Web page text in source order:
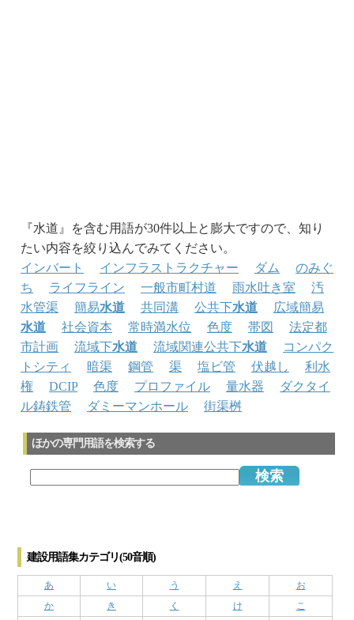
『水道』を含む用語が30件以上と膨大ですので、知り
たい内容を絞り込んでみてください。
インバート
インフラストラクチャー ダム
のみぐ
ち
ライフライン 一般市町村道 雨水吐き室
汚
水管渠
簡易水道 共同溝 公共下水道
広域簡易
水道
社会資本 常時満水位 色度 帯図
法定都
市計画
流域下水道 流域関連公共下水道
コンパク
トシティ
暗渠 鋼管 渠 塩ビ管 伏越し
利水
権
DCIP 色度 プロファイル 量水器
ダクタイ
ル鋳鉄管
ダミーマンホール 街渠桝
ほかの専門用語を検索する
建設用語集カテゴリ(50音順)
あ い う え
お
か
き く け
こ